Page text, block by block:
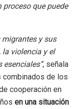
que puede
migrantes y sus
violencia y el
esenciales”, señala
combinados de los
cooperación en
en una situación